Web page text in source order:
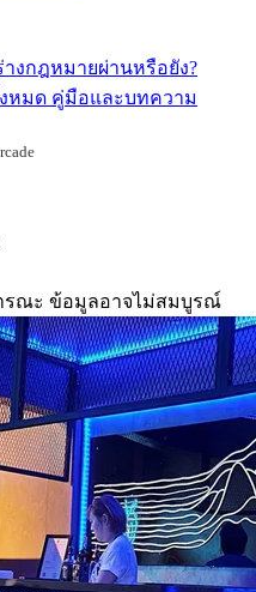
างกฎหมายผ่านหรือยัง?
หมด คู่มือและบทความ
รณะ ข้อมูลอาจไม่สมบูรณ์